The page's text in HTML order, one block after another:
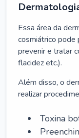
Essa área da
cosmiátrico pode
prevenir e tratar
flacidez etc.).
Além disso, o
realizar
Toxina